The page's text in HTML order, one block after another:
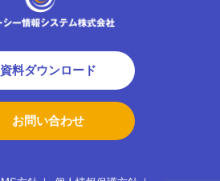
資料ダウンロード
お問い合わせ